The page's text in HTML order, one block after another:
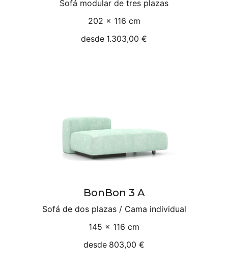
Sofá modular de tres plazas
202 × 116 cm
desde 1.303,00 €
BonBon 3 A
Sofá de dos plazas / Cama individual
145 × 116 cm
desde 803,00 €